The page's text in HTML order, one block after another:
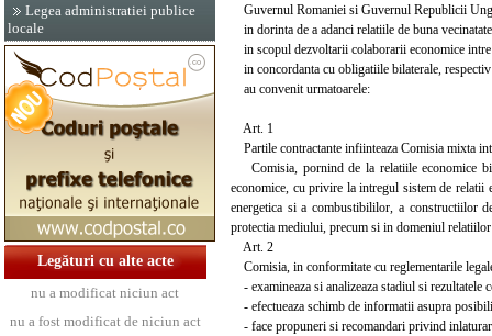
Legea administratiei publice
locale
Legături cu alte acte
nu a modificat niciun act
nu a fost modificat de niciun act
Guvernul Romaniei si Guvernul Republicii
in dorinta de a adanci relatiile de buna
in scopul dezvoltarii colaborarii economice
in concordanta cu obligatiile bilaterale,
au convenit urmatoarele:
Art. 1
Partile contractante infiinteaza Comisia mixta
Comisia, pornind de la relatiile economice
economice, cu privire la intregul sistem de relatii
energetica si a combustibililor, a constructiilor
protectia mediului, precum si in domeniul
Art. 2
Comisia, in conformitate cu reglementarile
- examineaza si analizeaza stadiul si rezultatele
- efectueaza schimb de informatii asupra
- face propuneri si recomandari privind